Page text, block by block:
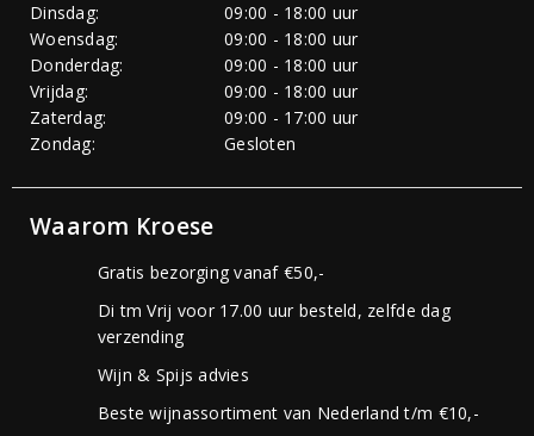
Dinsdag:
09:00 - 18:00 uur
Woensdag:
09:00 - 18:00 uur
Donderdag:
09:00 - 18:00 uur
Vrijdag:
09:00 - 18:00 uur
Zaterdag:
09:00 - 17:00 uur
Zondag:
Gesloten
Waarom Kroese
Gratis bezorging vanaf €50,-
Di tm Vrij voor 17.00 uur besteld, zelfde dag
verzending
Wijn & Spijs advies
Beste wijnassortiment van Nederland t/m €10,-